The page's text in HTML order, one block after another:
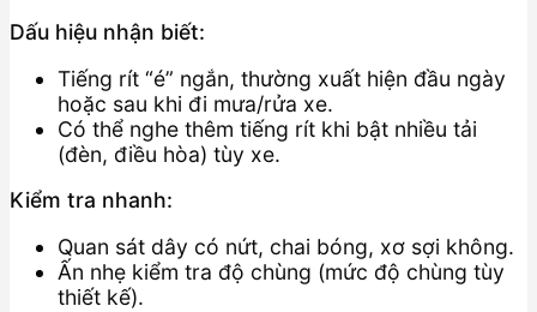
Dấu hiệu nhận biết:
Tiếng rít “é” ngắn, thường xuất hiện đầu ngày
hoặc sau khi đi mưa/rửa xe.
Có thể nghe thêm tiếng rít khi bật nhiều tải
(đèn, điều hòa) tùy xe.
Kiểm tra nhanh:
Quan sát dây có nứt, chai bóng, xơ sợi không.
Ấn nhẹ kiểm tra độ chùng (mức độ chùng tùy
thiết kế).